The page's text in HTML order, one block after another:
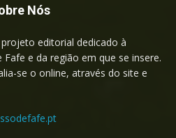
Nós
projeto editorial dedicado à
e da região em que se insere.
se o online, através do site e